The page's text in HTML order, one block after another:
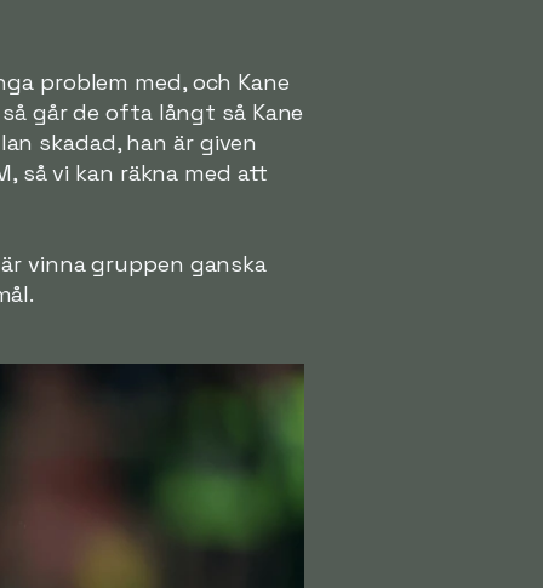
problem med, och Kane
går de ofta långt så Kane
skadad, han är given
så vi kan räkna med att
vinna gruppen ganska